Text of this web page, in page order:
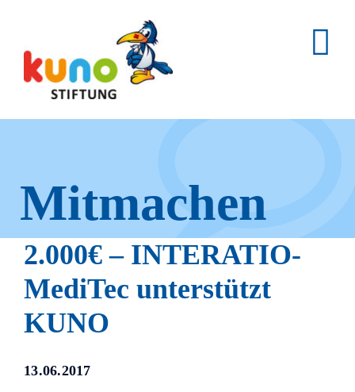
content
Mitmachen
und helfen.
Hier erfahren Sie, wie fleißige
2.000€ – INTERATIO-
MediTec unterstützt
KUNO
13.06.2017